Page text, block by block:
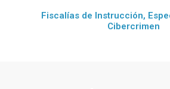
Fiscalías de Instrucción,
Cibercrimen